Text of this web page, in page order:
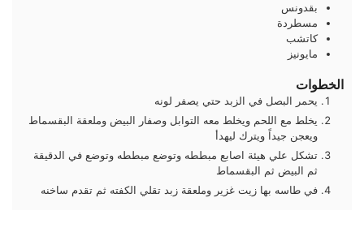
بقدونس
مسطردة
كاتشب
مايونيز
الخطوات
يحمر البصل في الزبد حتي يصفر لونه
يخلط مع اللحم ويخلط معه التوابل وصفار البيض وملعقة البقسماط
ويعجن جيداً ويترك ليهدأ
تشكل علي هيئة اصابع مبططه وتوضع مبططه وتوضع في الدقيقة
ثم البيض ثم البقسماط
في طاسه بها زيت غزير وملعقة زبد تقلي الكفته ثم تقدم ساخنه